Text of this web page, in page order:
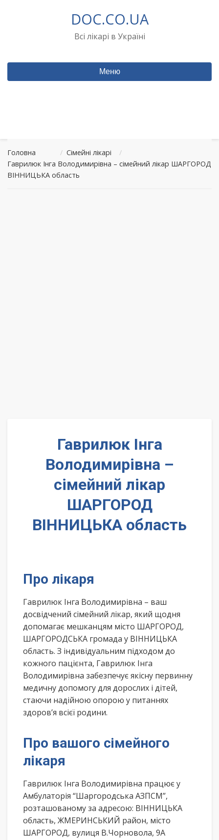
DOC.CO.UA
Всі лікарі в Україні
Меню
Головна / Сімейні лікарі
/
Гаврилюк Інга Володимирівна – сімейний лікар ШАРГОРОД
ВІННИЦЬКА область
Гаврилюк Інга
Володимирівна –
сімейний лікар
ШАРГОРОД
ВІННИЦЬКА область
Про лікаря
Гаврилюк Інга Володимирівна – ваш
досвідчений сімейний лікар, який щодня
допомагає мешканцям місто ШАРГОРОД,
ШАРГОРОДСЬКА громада у ВІННИЦЬКА
область. З індивідуальним підходом до
кожного пацієнта, Гаврилюк Інга
Володимирівна забезпечує якісну первинну
медичну допомогу для дорослих і дітей,
стаючи надійною опорою у питаннях
здоров’я всієї родини.
Про вашого сімейного
лікаря
Гаврилюк Інга Володимирівна працює у
Амбулаторія “Шаргородська АЗПСМ”,
розташованому за адресою: ВІННИЦЬКА
область, ЖМЕРИНСЬКИЙ район, місто
ШАРГОРОД, вулиця В.Чорновола, 9А